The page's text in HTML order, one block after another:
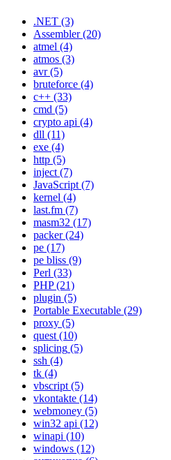
.NET (3)
Assembler(20)
atmel (4)
atmos (3)
avr(5)
bruteforce (4)
c++ (33)
cmd (5)
crypto api (4)
dll (11)
exe (4)
http (5)
inject (7)
JavaScript (7)
kernel (4)
last.fm (7)
masm32 (17)
packer(24)
pe (17)
pe bliss (9)
Perl (33)
PHP(21)
plugin (5)
Portable Executable (29)
proxy (5)
quest (10)
splicing (5)
ssh (4)
tk (4)
vbscript (5)
vkontakte (14)
webmoney (5)
win32 api (12)
winapi (10)
windows (12)